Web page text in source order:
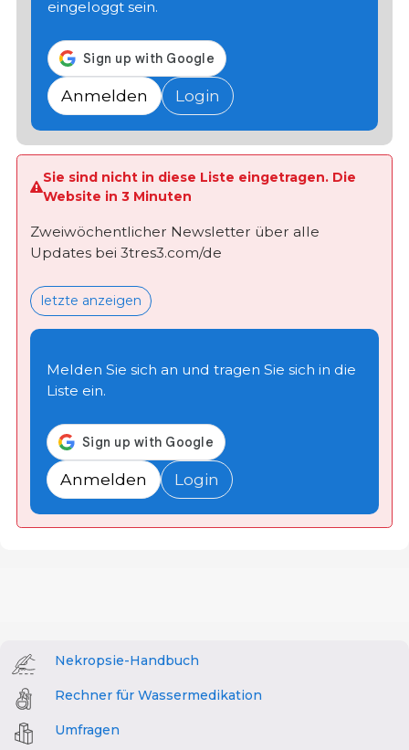
eingeloggt sein.
Anmelden Login
Sie sind nicht in diese Liste eingetragen. Die
Website in 3 Minuten
Zweiwöchentlicher Newsletter über alle
Updates bei 3tres3.com/de
letzte anzeigen
Melden Sie sich an und tragen Sie sich in die
Liste ein.
Anmelden Login
Nekropsie-Handbuch
Rechner für Wassermedikation
Umfragen